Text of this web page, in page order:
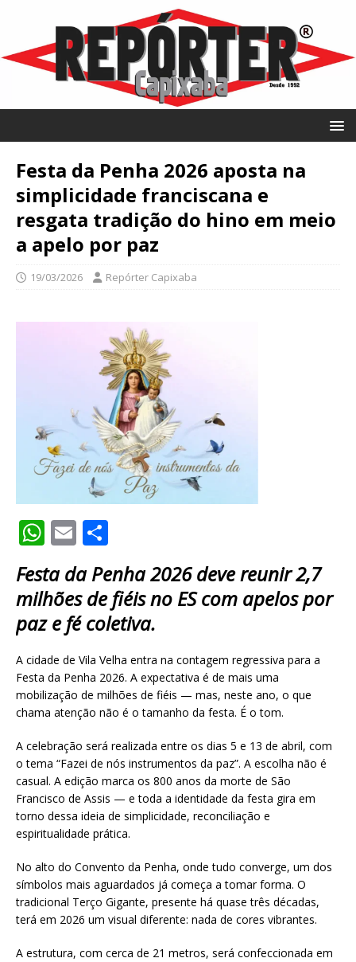
Festa da Penha 2026 aposta na
simplicidade franciscana e
resgata tradição do hino em meio
a apelo por paz
19/03/2026 Repórter Capixaba
W
at
s
A
p
p
E
m
ai
l
ar
e
Festa da Penha 2026 deve reunir 2,7
milhões de fiéis no ES com apelos por
paz e fé coletiva.
A cidade de Vila Velha entra na contagem regressiva para a
Festa da Penha 2026. A expectativa é de mais uma
mobilização de milhões de fiéis — mas, neste ano, o que
chama atenção não é o tamanho da festa. É o tom.
A celebração será realizada entre os dias 5 e 13 de abril, com
o tema “Fazei de nós instrumentos da paz”. A escolha não é
casual. A edição marca os 800 anos da morte de São
Francisco de Assis — e toda a identidade da festa gira em
torno dessa ideia de simplicidade, reconciliação e
espiritualidade prática.
No alto do Convento da Penha, onde tudo converge, um dos
símbolos mais aguardados já começa a tomar forma. O
tradicional Terço Gigante, presente há quase três décadas,
terá em 2026 um visual diferente: nada de cores vibrantes.
A estrutura, com cerca de 21 metros, será confeccionada em